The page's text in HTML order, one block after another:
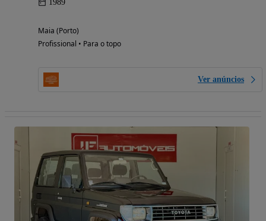
1989
Maia (Porto)
Profissional • Para o topo
Ver anúncios